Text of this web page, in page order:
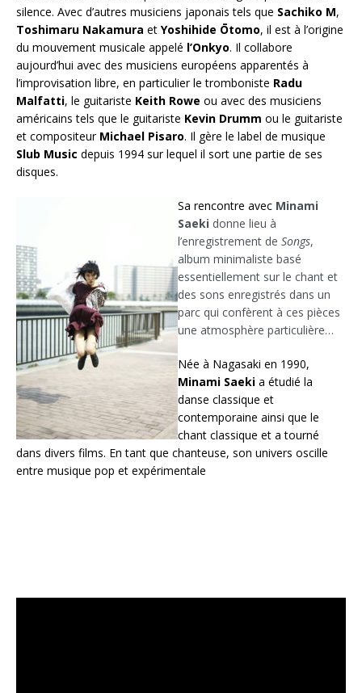
silence. Avec d’autres musiciens japonais tels que Sachiko M,
Toshimaru Nakamura et Yoshihide Ōtomo, il est à l’origine
du mouvement musicale appelé l’Onkyo. Il collabore
aujourd’hui avec des musiciens européens apparentés à
l’improvisation libre, en particulier le tromboniste Radu
Malfatti, le guitariste Keith Rowe ou avec des musiciens
américains tels que le guitariste Kevin Drumm ou le guitariste
et compositeur Michael Pisaro. Il gère le label de musique
Slub Music depuis 1994 sur lequel il sort une partie de ses
disques.
Sa rencontre avec Minami
Saeki donne lieu à
l’enregistrement de Songs,
album minimaliste basé
essentiellement sur le chant et
des sons enregistrés dans un
parc qui confèrent à ces pièces
une atmosphère particulière…
Née à Nagasaki en 1990,
Minami Saeki a étudié la
danse classique et
contemporaine ainsi que le
chant classique et a tourné
dans divers films. En tant que chanteuse, son univers oscille
entre musique pop et expérimentale